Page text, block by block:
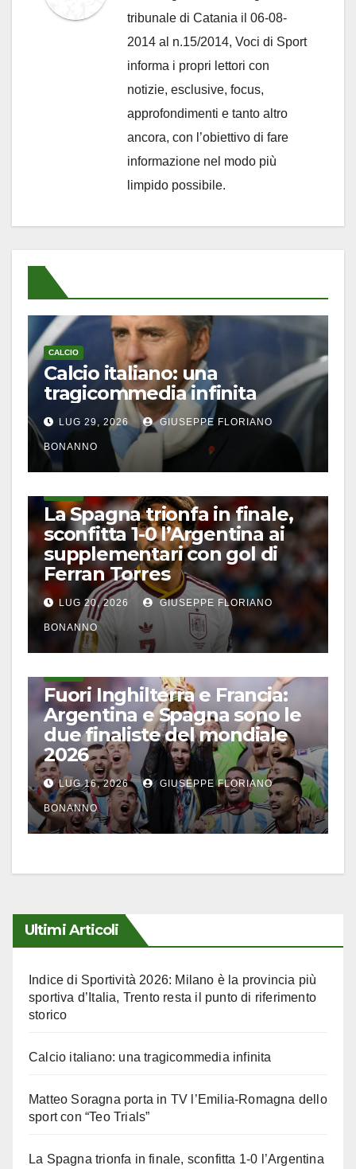
tribunale di Catania il 06-08-
2014 al n.15/2014, Voci di Sport
informa i propri lettori con
notizie, esclusive, focus,
approfondimenti e tanto altro
ancora, con l’obiettivo di fare
informazione nel modo più
limpido possibile.
CALCIO
Calcio italiano: una
tragicommedia infinita
LUG 29, 2026 GIUSEPPE FLORIANO
BONANNO
La Spagna trionfa in finale,
sconfitta 1-0 l’Argentina ai
supplementari con gol di
Ferran Torres
LUG 20, 2026 GIUSEPPE FLORIANO
BONANNO
Fuori Inghilterra e Francia:
Argentina e Spagna sono le
due finaliste del mondiale
2026
LUG 16, 2026 GIUSEPPE FLORIANO
BONANNO
Ultimi Articoli
Indice di Sportività 2026: Milano è la provincia più
sportiva d’Italia, Trento resta il punto di riferimento
storico
Calcio italiano: una tragicommedia infinita
Matteo Soragna porta in TV l’Emilia-Romagna dello
sport con “Teo Trials”
La Spagna trionfa in finale, sconfitta 1-0 l’Argentina